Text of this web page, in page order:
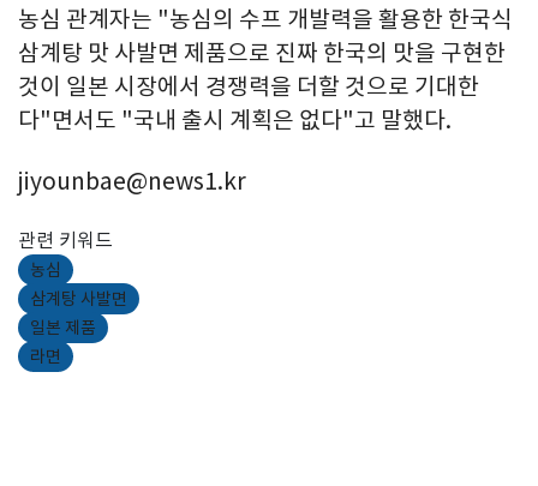
농심 관계자는 "농심의 수프 개발력을 활용한 한국식
삼계탕 맛 사발면 제품으로 진짜 한국의 맛을 구현한
것이 일본 시장에서 경쟁력을 더할 것으로 기대한
다"면서도 "국내 출시 계획은 없다"고 말했다.
jiyounbae@news1.kr
관련 키워드
농심
삼계탕 사발면
일본 제품
라면